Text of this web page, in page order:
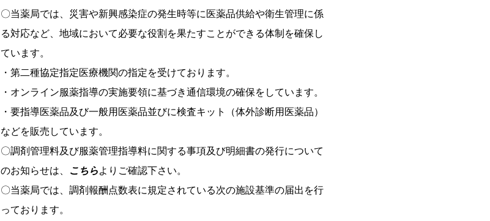
〇当薬局では、災害や新興感染症の発生時等に医薬品供給や衛生管理に係
る対応など、地域において必要な役割を果たすことができる体制を確保し
ています。
・第二種協定指定医療機関の指定を受けております。
・オンライン服薬指導の実施要領に基づき通信環境の確保をしています。
・要指導医薬品及び一般用医薬品並びに検査キット（体外診断用医薬品）
などを販売しています。
〇調剤管理料及び服薬管理指導料に関する事項及び明細書の発行について
のお知らせは、
こちらよりご確認下さい。
〇当薬局では、調剤報酬点数表に規定されている次の施設基準の届出を行
っております。